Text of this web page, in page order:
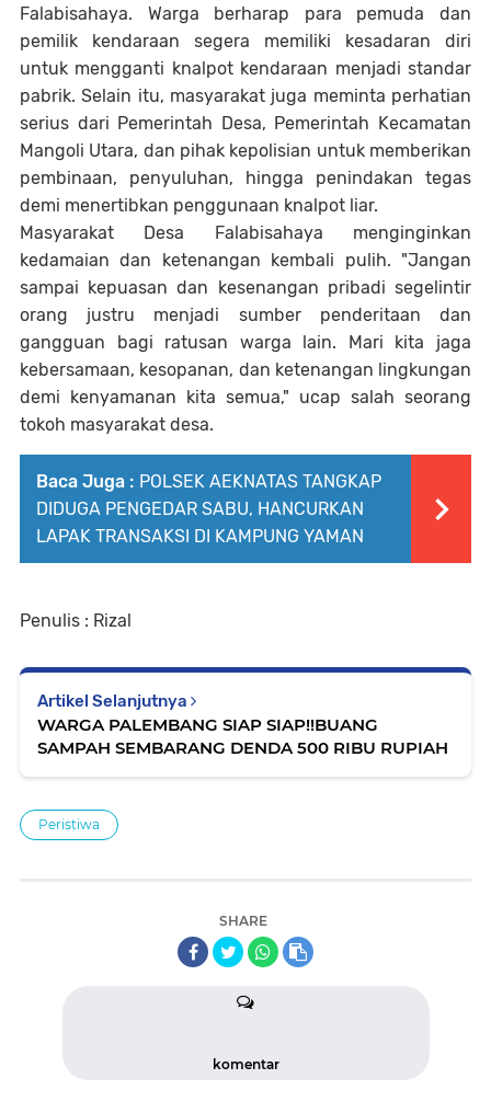
Falabisahaya. Warga berharap para pemuda dan
pemilik kendaraan segera memiliki kesadaran diri
untuk mengganti knalpot kendaraan menjadi standar
pabrik. Selain itu, masyarakat juga meminta perhatian
serius dari Pemerintah Desa, Pemerintah Kecamatan
Mangoli Utara, dan pihak kepolisian untuk memberikan
pembinaan, penyuluhan, hingga penindakan tegas
demi menertibkan penggunaan knalpot liar.
Masyarakat Desa Falabisahaya menginginkan
kedamaian dan ketenangan kembali pulih. "Jangan
sampai kepuasan dan kesenangan pribadi segelintir
orang justru menjadi sumber penderitaan dan
gangguan bagi ratusan warga lain. Mari kita jaga
kebersamaan, kesopanan, dan ketenangan lingkungan
demi kenyamanan kita semua," ucap salah seorang
tokoh masyarakat desa.
Baca Juga : POLSEK AEKNATAS TANGKAP
DIDUGA PENGEDAR SABU, HANCURKAN
LAPAK TRANSAKSI DI KAMPUNG YAMAN
Penulis : Rizal
Artikel Selanjutnya
WARGA PALEMBANG SIAP SIAP!!BUANG
SAMPAH SEMBARANG DENDA 500 RIBU RUPIAH
Peristiwa
SHARE
komentar